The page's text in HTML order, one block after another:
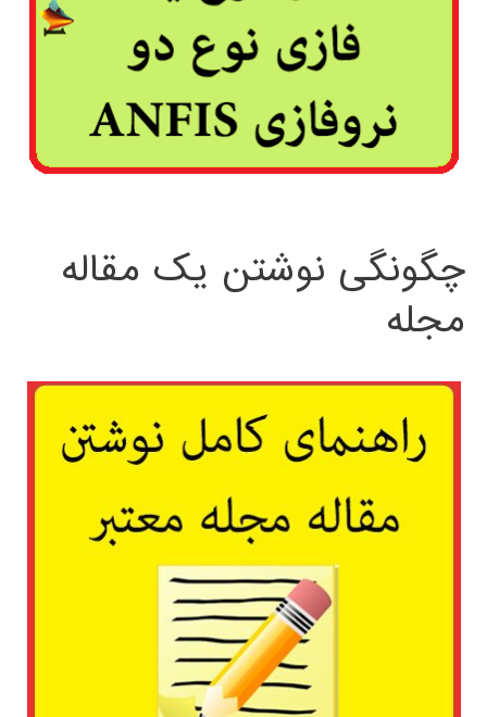
چگونگی نوشتن یک مقاله
مجله